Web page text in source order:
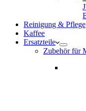
Reinigung & Pflege
Kaffee
Ersatzteile
Zubehör für